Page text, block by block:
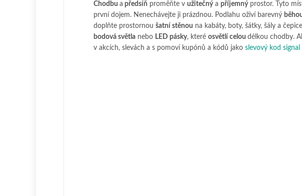
Chodbu a předsíň proměňte v užitečnýa příjemnýprostor. Tyto
první dojem. Nenechávejte ji prázdnou. Podlahu oživí barevný
doplňte prostornou šatní stěnou na kabáty, boty, šátky, šály a
bodová světla nebo LED pásky, které osvětlí celou délkou chodby.
v akcích, slevách a s pomoví kupónů a kódů jako slevový kod